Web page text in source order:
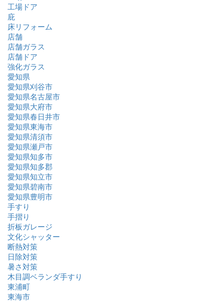
工場ドア
庇
床リフォーム
店舗
店舗ガラス
店舗ドア
強化ガラス
愛知県
愛知県刈谷市
愛知県名古屋市
愛知県大府市
愛知県春日井市
愛知県東海市
愛知県清須市
愛知県瀬戸市
愛知県知多市
愛知県知多郡
愛知県知立市
愛知県碧南市
愛知県豊明市
手すり
手摺り
折板ガレージ
文化シャッター
断熱対策
日除対策
暑さ対策
木目調ベランダ手すり
東浦町
東海市